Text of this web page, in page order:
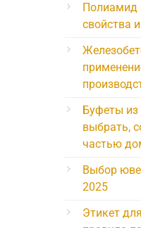
Полиамид
свойства
Буфеты из
выбрать,
частью
Выбор
2025
Этикет